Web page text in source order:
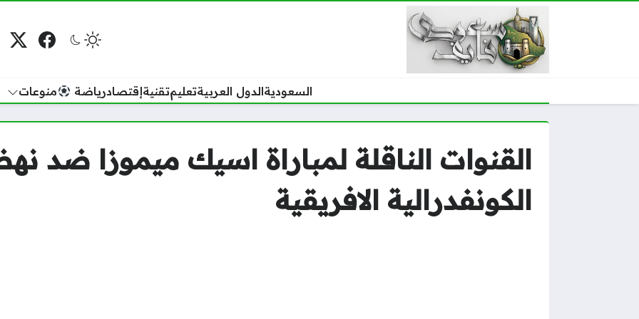
فيسبوك
السعوديةالدول العربيةتعليمتقنيةإقتصادرياضة منوعات
القنوات الناقلة لمباراة اسيك ميموزا ضد
الكونفدرالية الافريقية